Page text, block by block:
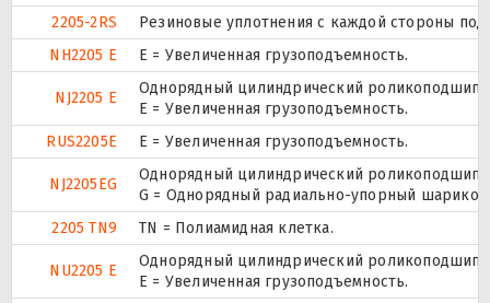
2205-2RS
Резиновые уплотнения с каждой стороны
NH2205 E
Е = Увеличенная грузоподъемность.
NJ2205 E
Однорядный цилиндрический
Е = Увеличенная грузоподъемность.
RUS2205E
Е = Увеличенная грузоподъемность.
NJ2205EG
Однорядный цилиндрический
G = Однорядный радиально-упорный
2205 TN9
TN = Полиамидная клетка.
NU2205 E
Однорядный цилиндрический
Е = Увеличенная грузоподъемность.